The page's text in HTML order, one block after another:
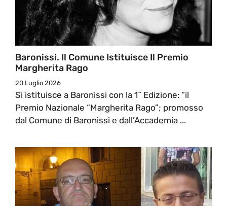
Baronissi. Il Comune Istituisce Il Premio
Margherita Rago
20 Luglio 2026
Si istituisce a Baronissi con la 1^ Edizione: “il
Premio Nazionale “Margherita Rago”; promosso
dal Comune di Baronissi e dall’Accademia ...